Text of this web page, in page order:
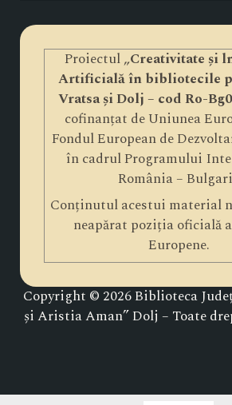
Proiectul „Creativitate și
Artificială în bibliotecile
Vratsa și Dolj – cod Ro-
cofinanțat de Uniunea
Fondul European de
în cadrul Programului
România –
Conținutul acestui material
neapărat poziția oficială
Europene.
Copyright © 2026 Biblioteca
și Aristia Aman” Dolj – Toate